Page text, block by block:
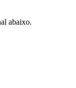
abaixo.